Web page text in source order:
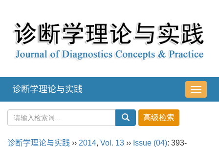
导
航
诊断学理论与实践
诊断学理论与实践 ›› 2014, Vol. 13 ›› Issue (04): 393-